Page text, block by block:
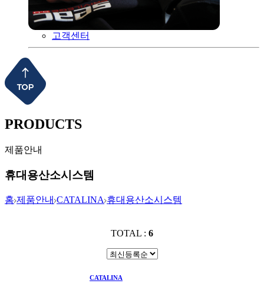
고객센터
PRODUCTS
제품안내
휴대용산소시스템
홈 제품안내 CATALINA 휴대용산소시스템
TOTAL : 6
CATALINA